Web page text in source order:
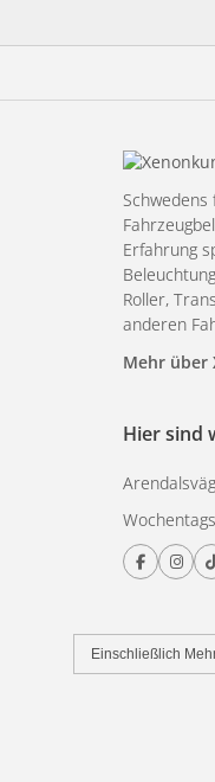
Erfahrung
Roller,
anderen
Mehr über
Hier sind